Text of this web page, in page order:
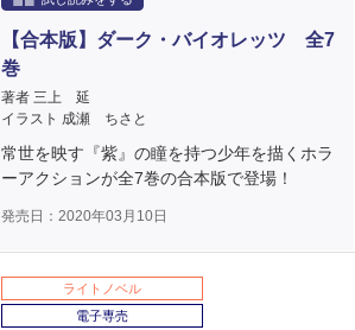
【合本版】ダーク・バイオレッツ 全7
巻
著者 三上 延
イラスト 成瀬 ちさと
常世を映す『紫』の瞳を持つ少年を描くホラ
ーアクションが全7巻の合本版で登場！
発売日：2020年03月10日
ライトノベル
電子専売